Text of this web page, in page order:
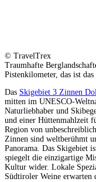
© TravelTrex
Traumhafte
Pistenkilometer, das ist
Das Skigebiet 3 Zinnen
mitten im UNESCO-
Naturliebhaber und
und einer Hüttenmahlzeit
Region von
Zinnen sind weltberühmt
Panorama. Das Skigebiet
spiegelt die einzigartige
Kultur wider. Lokale
Südtiroler Weine erwarten